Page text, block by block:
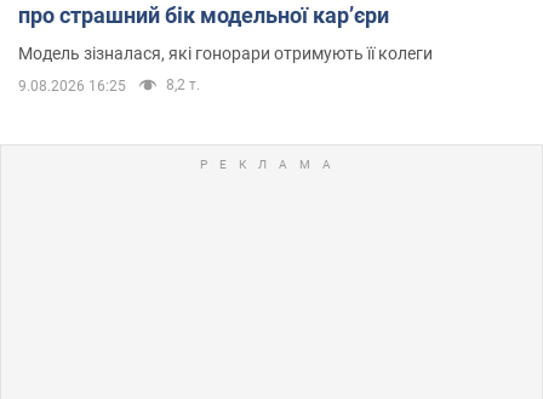
про страшний бік модельної кар’єри
Модель зізналася, які гонорари отримують її колеги
9.08.2026 16:25 8,2 т.